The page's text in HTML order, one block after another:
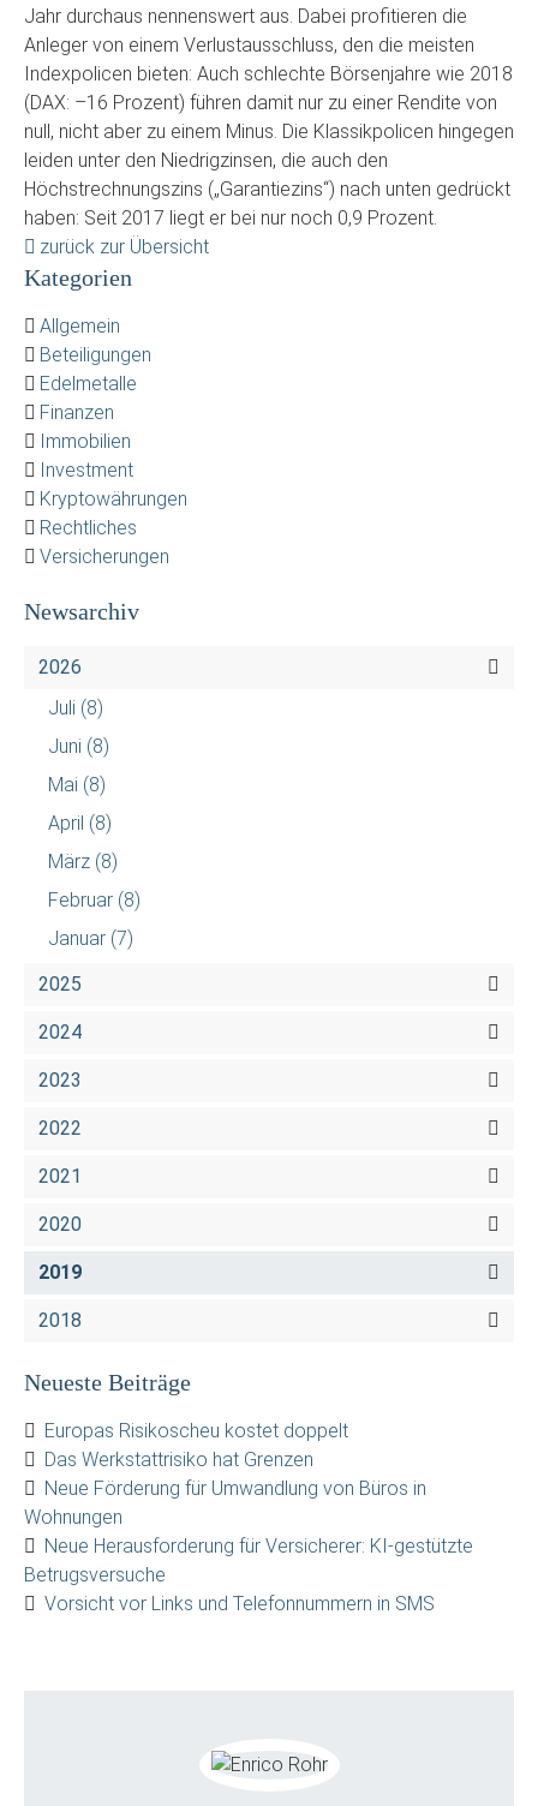
Jahr durchaus nennenswert aus. Dabei profitieren die
Anleger von einem Verlustausschluss, den die meisten
Indexpolicen bieten: Auch schlechte Börsenjahre wie 2018
(DAX: –16 Prozent) führen damit nur zu einer Rendite von
null, nicht aber zu einem Minus. Die Klassikpolicen hingegen
leiden unter den Niedrigzinsen, die auch den
Höchstrechnungszins („Garantiezins“) nach unten gedrückt
haben: Seit 2017 liegt er bei nur noch 0,9 Prozent.
zurück zur Übersicht
Kategorien
Allgemein
Beteiligungen
Edelmetalle
Finanzen
Immobilien
Investment
Kryptowährungen
Rechtliches
Versicherungen
Newsarchiv
2026
Juli (8)
Juni (8)
Mai (8)
April (8)
März (8)
Februar (8)
Januar (7)
2025
2024
2023
2022
2021
2020
2019
2018
Neueste Beiträge
Europas Risikoscheu kostet doppelt
Das Werkstattrisiko hat Grenzen
Neue Förderung für Umwandlung von Büros in
Wohnungen
Neue Herausforderung für Versicherer: KI-gestützte
Betrugsversuche
Vorsicht vor Links und Telefonnummern in SMS